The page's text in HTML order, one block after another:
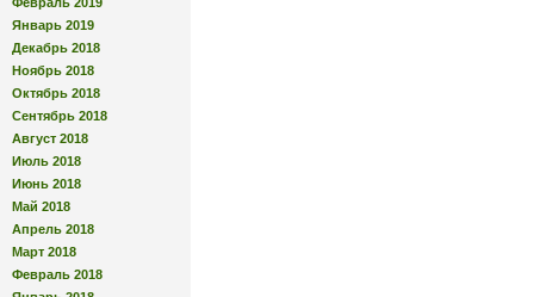
Январь 2019
Декабрь 2018
Ноябрь 2018
Октябрь 2018
Сентябрь 2018
Август 2018
Июль 2018
Июнь 2018
Май 2018
Апрель 2018
Март 2018
Февраль 2018